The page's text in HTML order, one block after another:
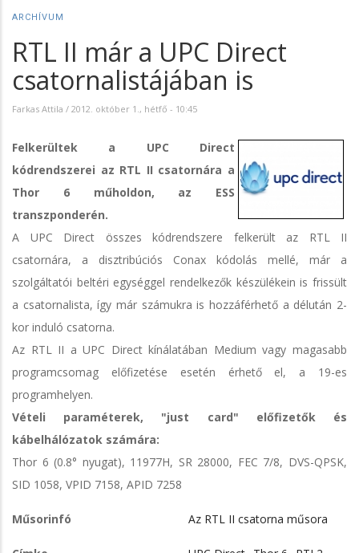
ARCHÍVUM
RTL II már a UPC Direct
csatornalistájában is
Farkas Attila / 2012. október 1., hétfő - 10:45
Felkerültek a UPC Direct
kódrendszerei az RTL II csatornára a
Thor 6 műholdon, az ESS
transzponderén.
A UPC Direct összes kódrendszere felkerült az RTL II
csatornára, a disztribúciós Conax kódolás mellé, már a
szolgáltatói beltéri egységgel rendelkezők készülékein is frissült
a csatornalista, így már számukra is hozzáférhető a délután 2-
kor induló csatorna.
Az RTL II a UPC Direct kínálatában Medium vagy magasabb
programcsomag előfizetése esetén érhető el, a 19-es
programhelyen.
Vételi paraméterek, "just card" előfizetők és
kábelhálózatok számára:
Thor 6 (0.8° nyugat), 11977H, SR 28000, FEC 7/8, DVS-QPSK,
SID 1058, VPID 7158, APID 7258
Műsorinfó Az RTL II csatorna műsora